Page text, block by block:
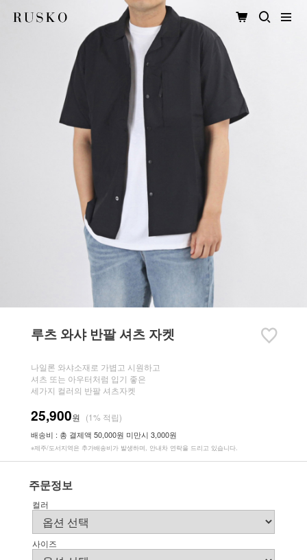
루츠 와샤 반팔 셔츠 자켓
나일론 와샤소재로 가볍고 시원하고
셔츠 또는 아우터처럼 입기 좋은
세가지 컬러의 반팔 셔츠자켓
25,900원 (1% 적립)
배송비 : 총 결제액 50,000원 미만시 3,000원
※제주/도서지역은 추가배송비가 발생하며, 안내차 연락을 드리고 있습니다.
주문정보
컬러
사이즈